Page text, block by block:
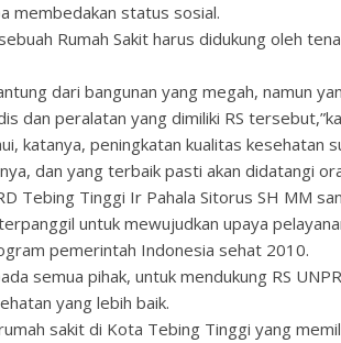
membedakan status sosial.
Rumah Sakit harus didukung oleh
dari bangunan yang megah, namun
dan peralatan yang dimiliki RS
katanya, peningkatan kualitas kesehatan
dan yang terbaik pasti akan didatangi
Tebing Tinggi Ir Pahala Sitorus SH MM
untuk mewujudkan upaya
pemerintah Indonesia sehat 2010.
semua pihak, untuk mendukung RS
yang lebih baik.
sakit di Kota Tebing Tinggi yang